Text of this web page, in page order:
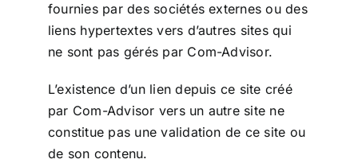
fournies par des sociétés externes ou des
liens hypertextes vers d’autres sites qui
ne sont pas gérés par Com-Advisor.
L’existence d’un lien depuis ce site créé
par Com-Advisor vers un autre site ne
constitue pas une validation de ce site ou
de son contenu.